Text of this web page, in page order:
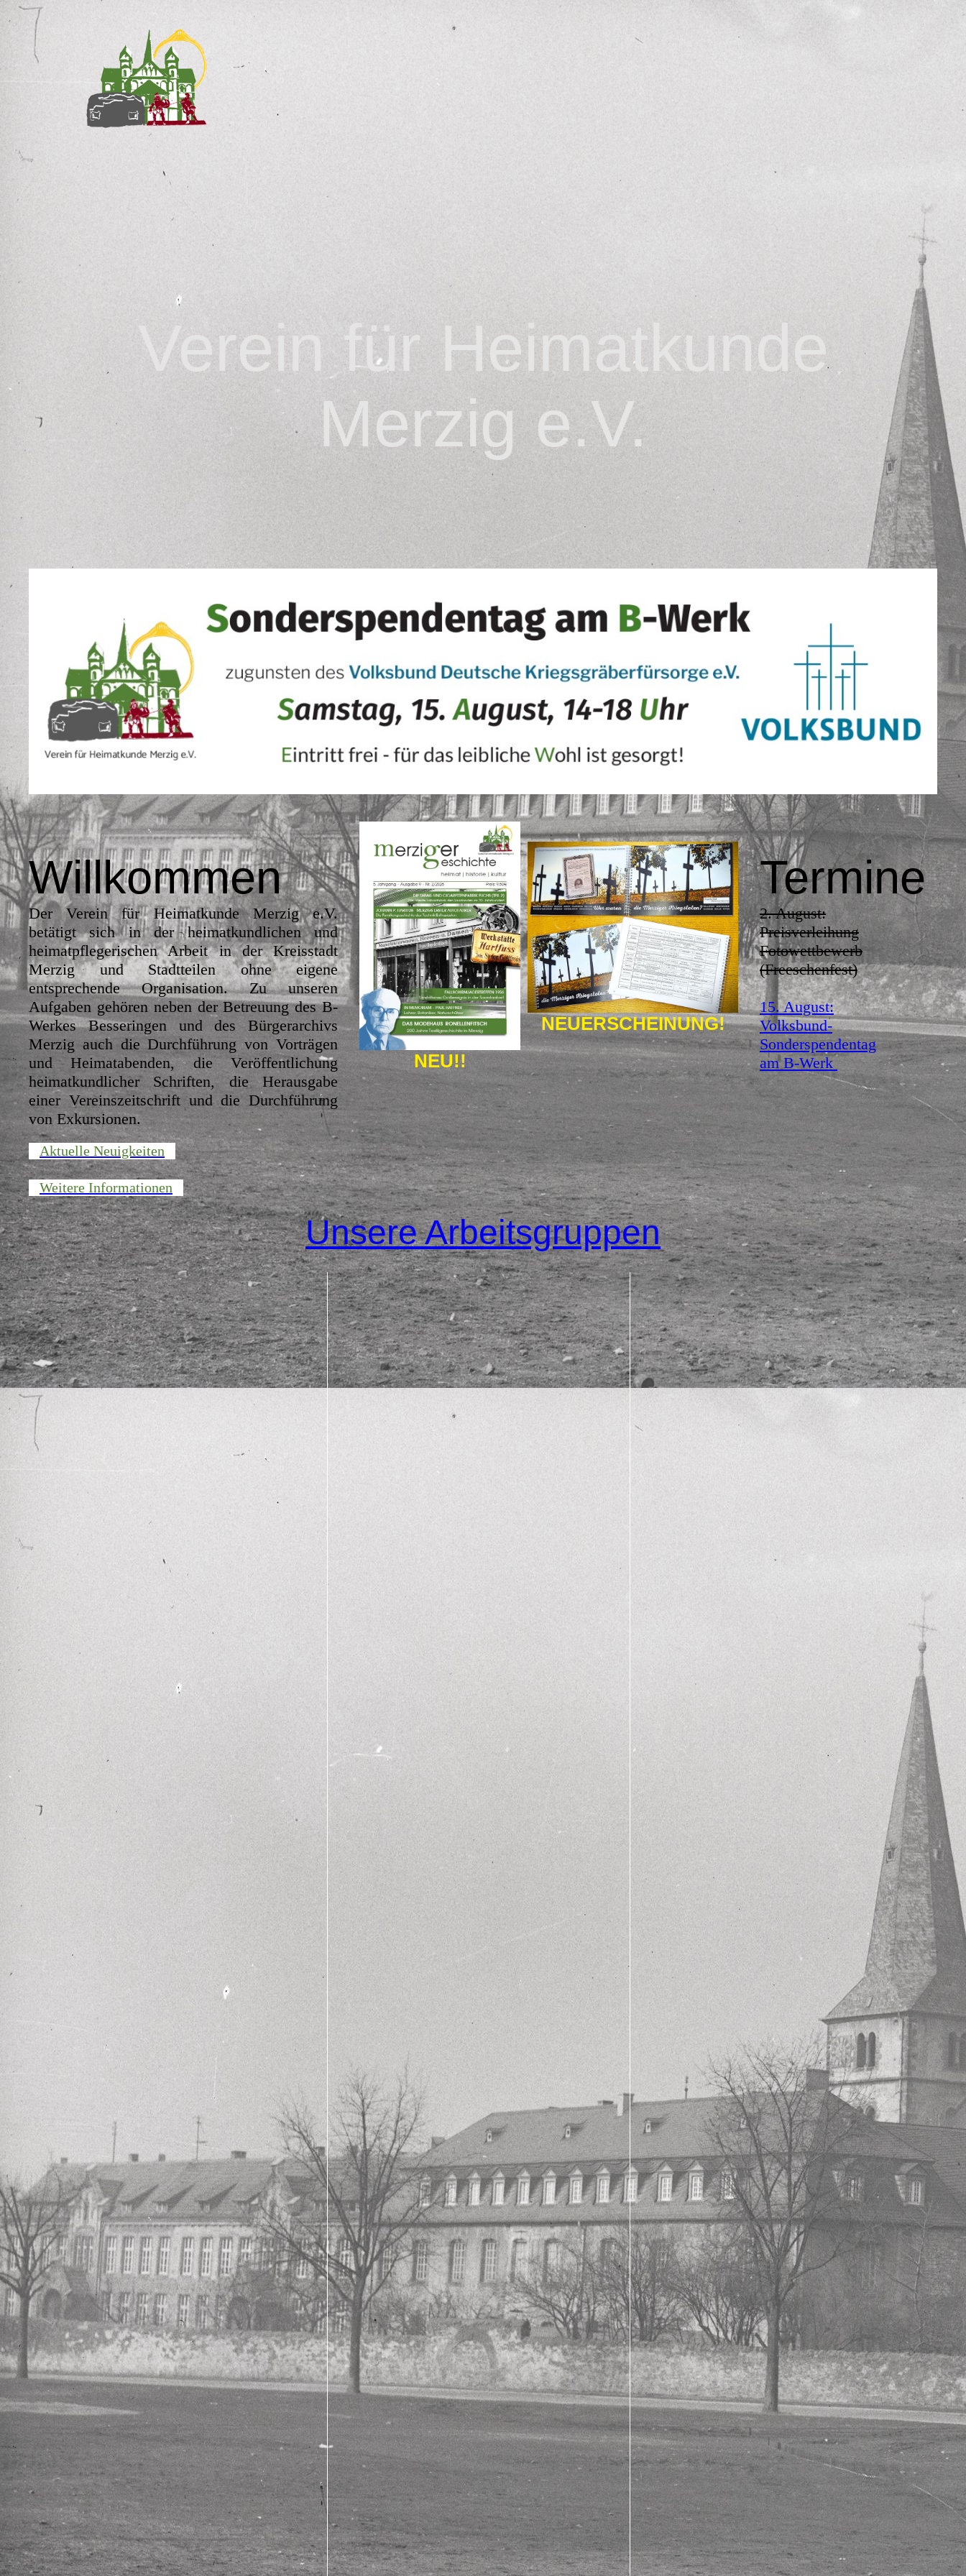
Verein für Heimatkunde
Merzig e.V.
Willkommen
Der Verein für Heimatkunde Merzig e.V.
betätigt sich in der heimatkundlichen und
heimatpflegerischen Arbeit in der Kreisstadt
Merzig und Stadtteilen ohne eigene
entsprechende Organisation. Zu unseren
Aufgaben gehören neben der Betreuung des B-
Werkes Besseringen und des Bürgerarchivs
Merzig auch die Durchführung von Vorträgen
und Heimatabenden, die Veröffentlichung
heimatkundlicher Schriften, die Herausgabe
einer Vereinszeitschrift und die Durchführung
von Exkursionen.
NEU!!
NEUERSCHEINUNG!
Termine
2. August:
Preisverleihung
Fotowettbewerb
(Freeschenfest)
15. August:
Volksbund-
Sonderspendentag
am B-Werk
Aktuelle Neuigkeiten
Weitere Informationen
Unsere Arbeitsgruppen